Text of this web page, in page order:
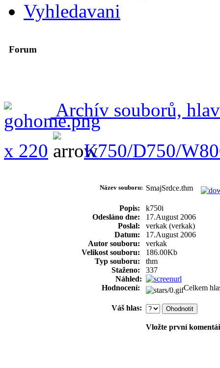
Vyhledavani
Forum
Archív souborů,
x 220
K750/D750/
Název souboru: SmajSrdce.thm
Popis:
k750i
Odesláno dne:
17.August 2006
Poslal:
verkak (verkak)
Datum:
17.August 2006
Autor souboru:
verkak
Velikost souboru:
186.00Kb
Typ souboru:
thm
Staženo:
337
Náhled:
Hodnocení:
Celkem
Váš hlas:
Vložte první